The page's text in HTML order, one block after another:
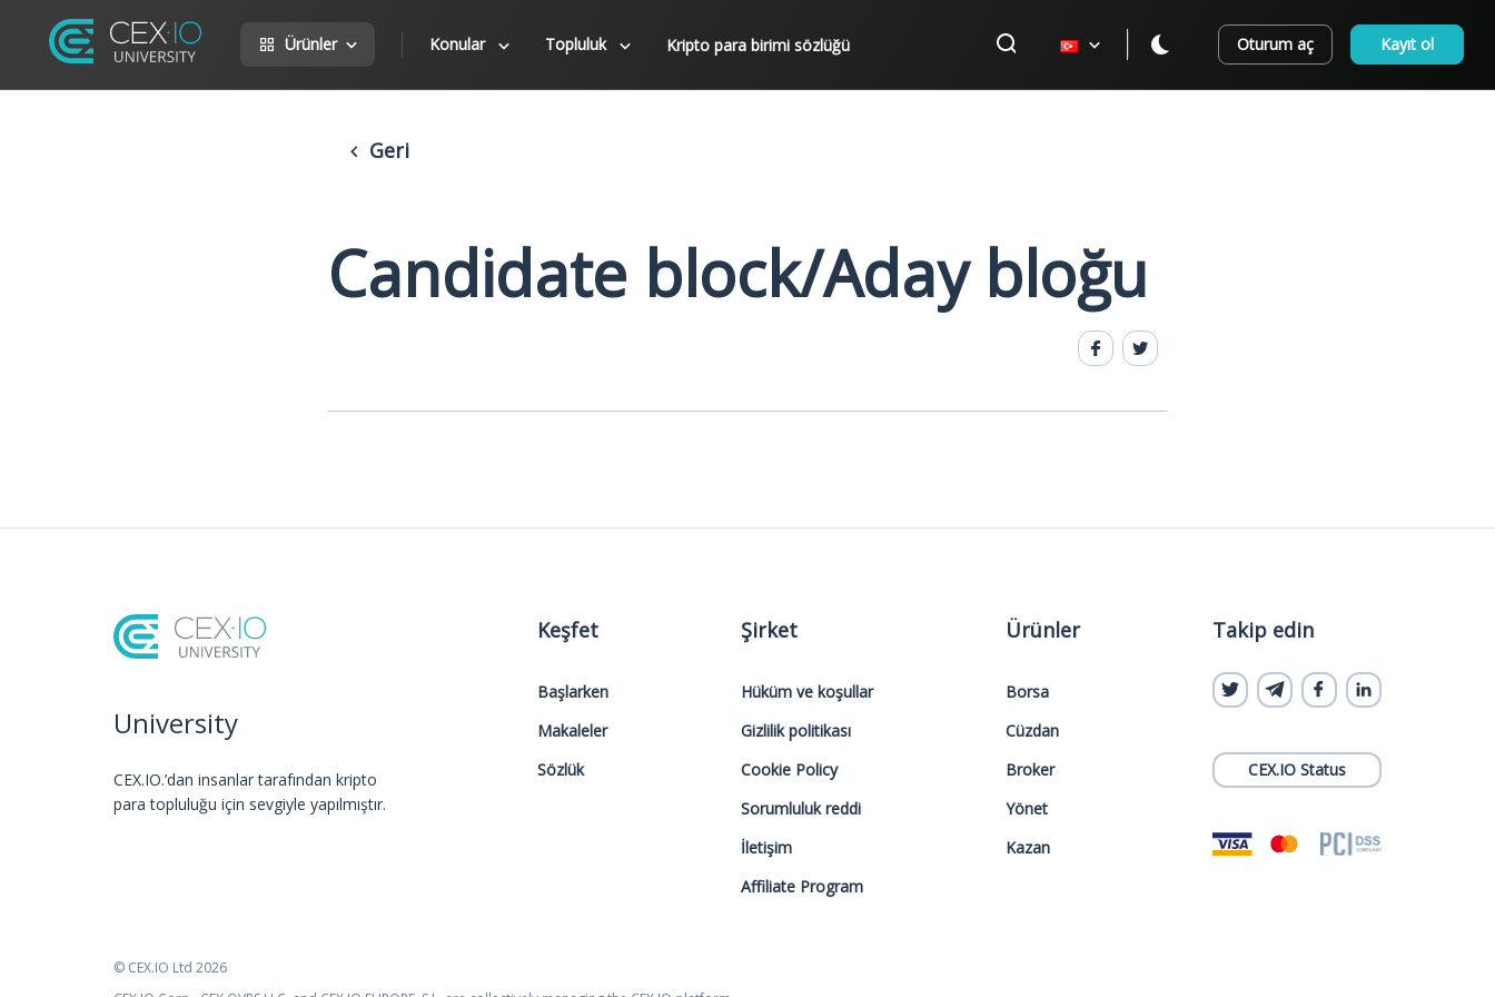
Ürünler Konular Topluluk Kripto para birimi sözlüğü Oturum aç Kayıt ol
Geri
Candidate block/Aday bloğu
University
CEX.IO.’dan insanlar tarafından kripto
para topluluğu için sevgiyle yapılmıştır.
Keşfet
Başlarken
Makaleler
Sözlük
Şirket
Hüküm ve koşullar
Gizlilik politikası
Cookie Policy
Sorumluluk reddi
İletişim
Affiliate Program
Ürünler
Borsa
Cüzdan
Broker
Yönet
Kazan
Takip edin
CEX.IO Status
© CEX.IO Ltd 2026